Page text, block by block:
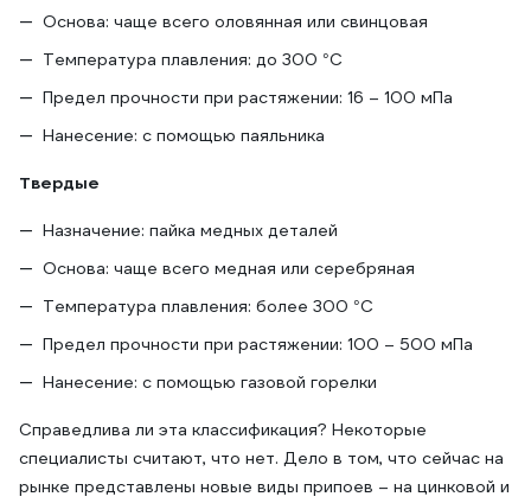
Основа: чаще всего оловянная или свинцовая
Температура плавления: до 300 °С
Предел прочности при растяжении: 16 – 100 мПа
Нанесение: с помощью паяльника
Твердые
Назначение: пайка медных деталей
Основа: чаще всего медная или серебряная
Температура плавления: более 300 °С
Предел прочности при растяжении: 100 – 500 мПа
Нанесение: с помощью газовой горелки
Справедлива ли эта классификация? Некоторые
специалисты считают, что нет. Дело в том, что сейчас на
рынке представлены новые виды припоев – на цинковой и